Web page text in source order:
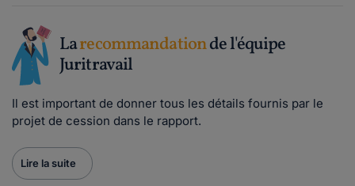
Larecommandationde l'équipe
Juritravail
Il est important de donner tous les détails fournis par le
projet de cession dans le rapport.
Lire la suite